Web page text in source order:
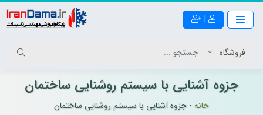
|
جزوه آشنایی با سیستم روشنایی ساختمان
خانه - جزوه آشنایی با سیستم روشنایی ساختمان